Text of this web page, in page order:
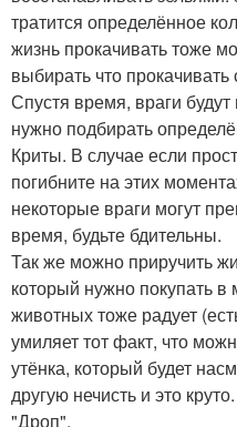
тратится определённое
жизнь прокачивать тоже
выбирать что
Спустя время, враги
нужно подбирать
Криты. В случае если
погибните на этих
некоторые враги могут
время, будьте бдительны.
Так же можно приручить
который нужно покупать
животных тоже радует
умиляет тот факт, что
утёнка, который будет
другую нечисть и это круто.
"Дроп".